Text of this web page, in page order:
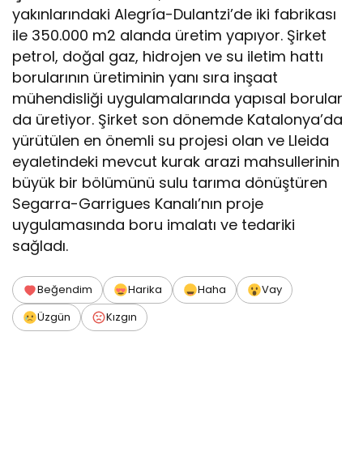
yakınlarındaki Alegría-Dulantzi’de iki fabrikası
ile 350.000 m2 alanda üretim yapıyor. Şirket
petrol, doğal gaz, hidrojen ve su iletim hattı
borularının üretiminin yanı sıra inşaat
mühendisliği uygulamalarında yapısal borular
da üretiyor. Şirket son dönemde Katalonya’da
yürütülen en önemli su projesi olan ve Lleida
eyaletindeki mevcut kurak arazi mahsullerinin
büyük bir bölümünü sulu tarıma dönüştüren
Segarra-Garrigues Kanalı’nın proje
uygulamasında boru imalatı ve tedariki
sağladı.
Beğendim Harika Haha
Vay
Üzgün
Kızgın